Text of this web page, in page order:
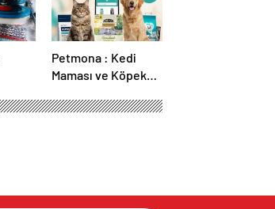
Petmona : Kedi
Maması ve Köpek
Evcil Hayvan